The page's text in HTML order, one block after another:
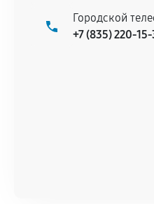
Городской
+7 (835) 220-